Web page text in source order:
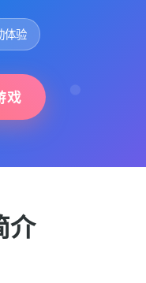
体验
戏
介